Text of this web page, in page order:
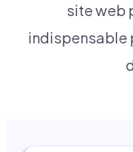
site web
indispensable